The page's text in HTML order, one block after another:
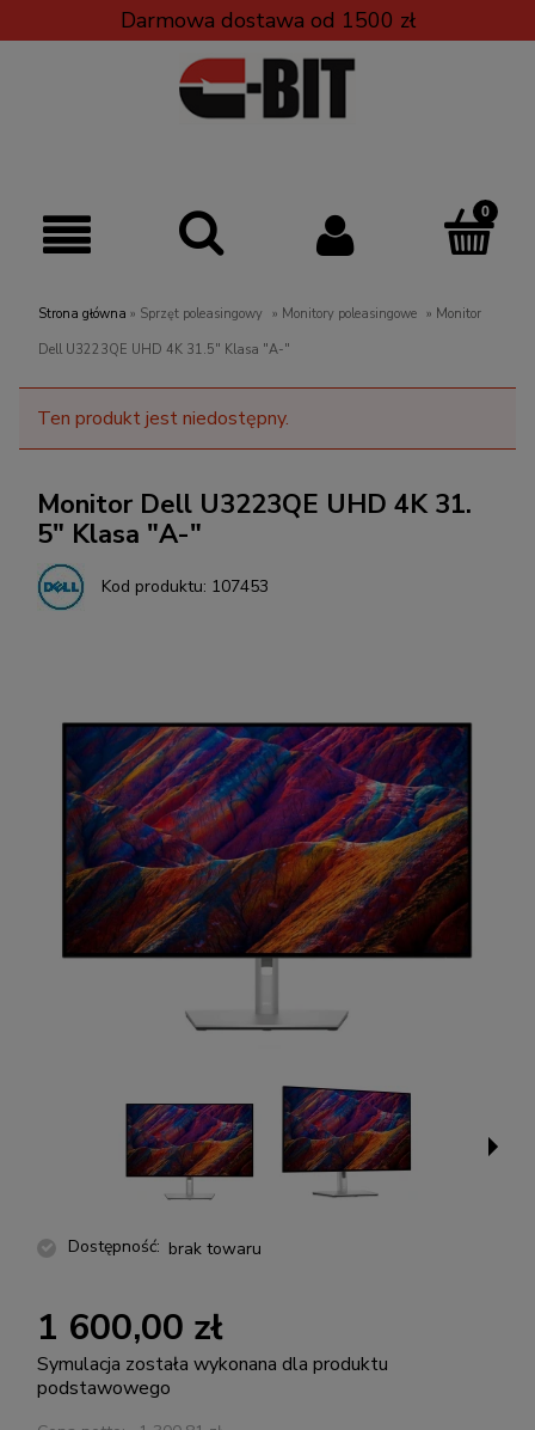
Darmowa dostawa od 1500 zł
Strona główna » Sprzęt poleasingowy » Monitory poleasingowe » Monitor
Dell U3223QE UHD 4K 31.5" Klasa "A-"
Ten produkt jest niedostępny.
Monitor Dell U3223QE UHD 4K 31.
5" Klasa "A-"
Kod produktu: 107453
Dostępność: brak towaru
1 600,00 zł
Symulacja została wykonana dla produktu
podstawowego